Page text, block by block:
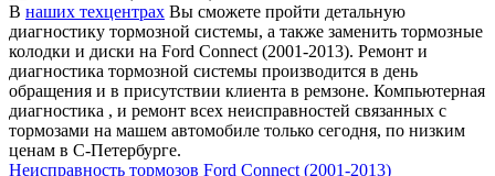
В наших техцентрах Вы сможете пройти детальную
диагностику тормозной системы, а также заменить тормозные
колодки и диски на Ford Connect (2001-2013). Ремонт и
диагностика тормозной системы производится в день
обращения и в присутствии клиента в ремзоне. Компьютерная
диагностика , и ремонт всех неисправностей связанных с
тормозами на машем автомобиле только сегодня, по низким
ценам в С-Петербурге.
Неисправность тормозов Ford Connect (2001-2013)